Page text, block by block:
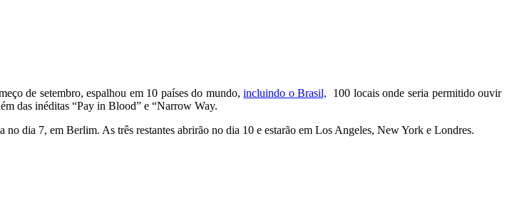
de setembro, espalhou em 10 países do mundo,incluindo o Brasil, 100 locais onde seria permitido ouvir
das inéditas “Pay in Blood” e “Narrow Way.
no dia 7, em Berlim. As três restantes abrirão no dia 10 e estarão em Los Angeles, New York e Londres.